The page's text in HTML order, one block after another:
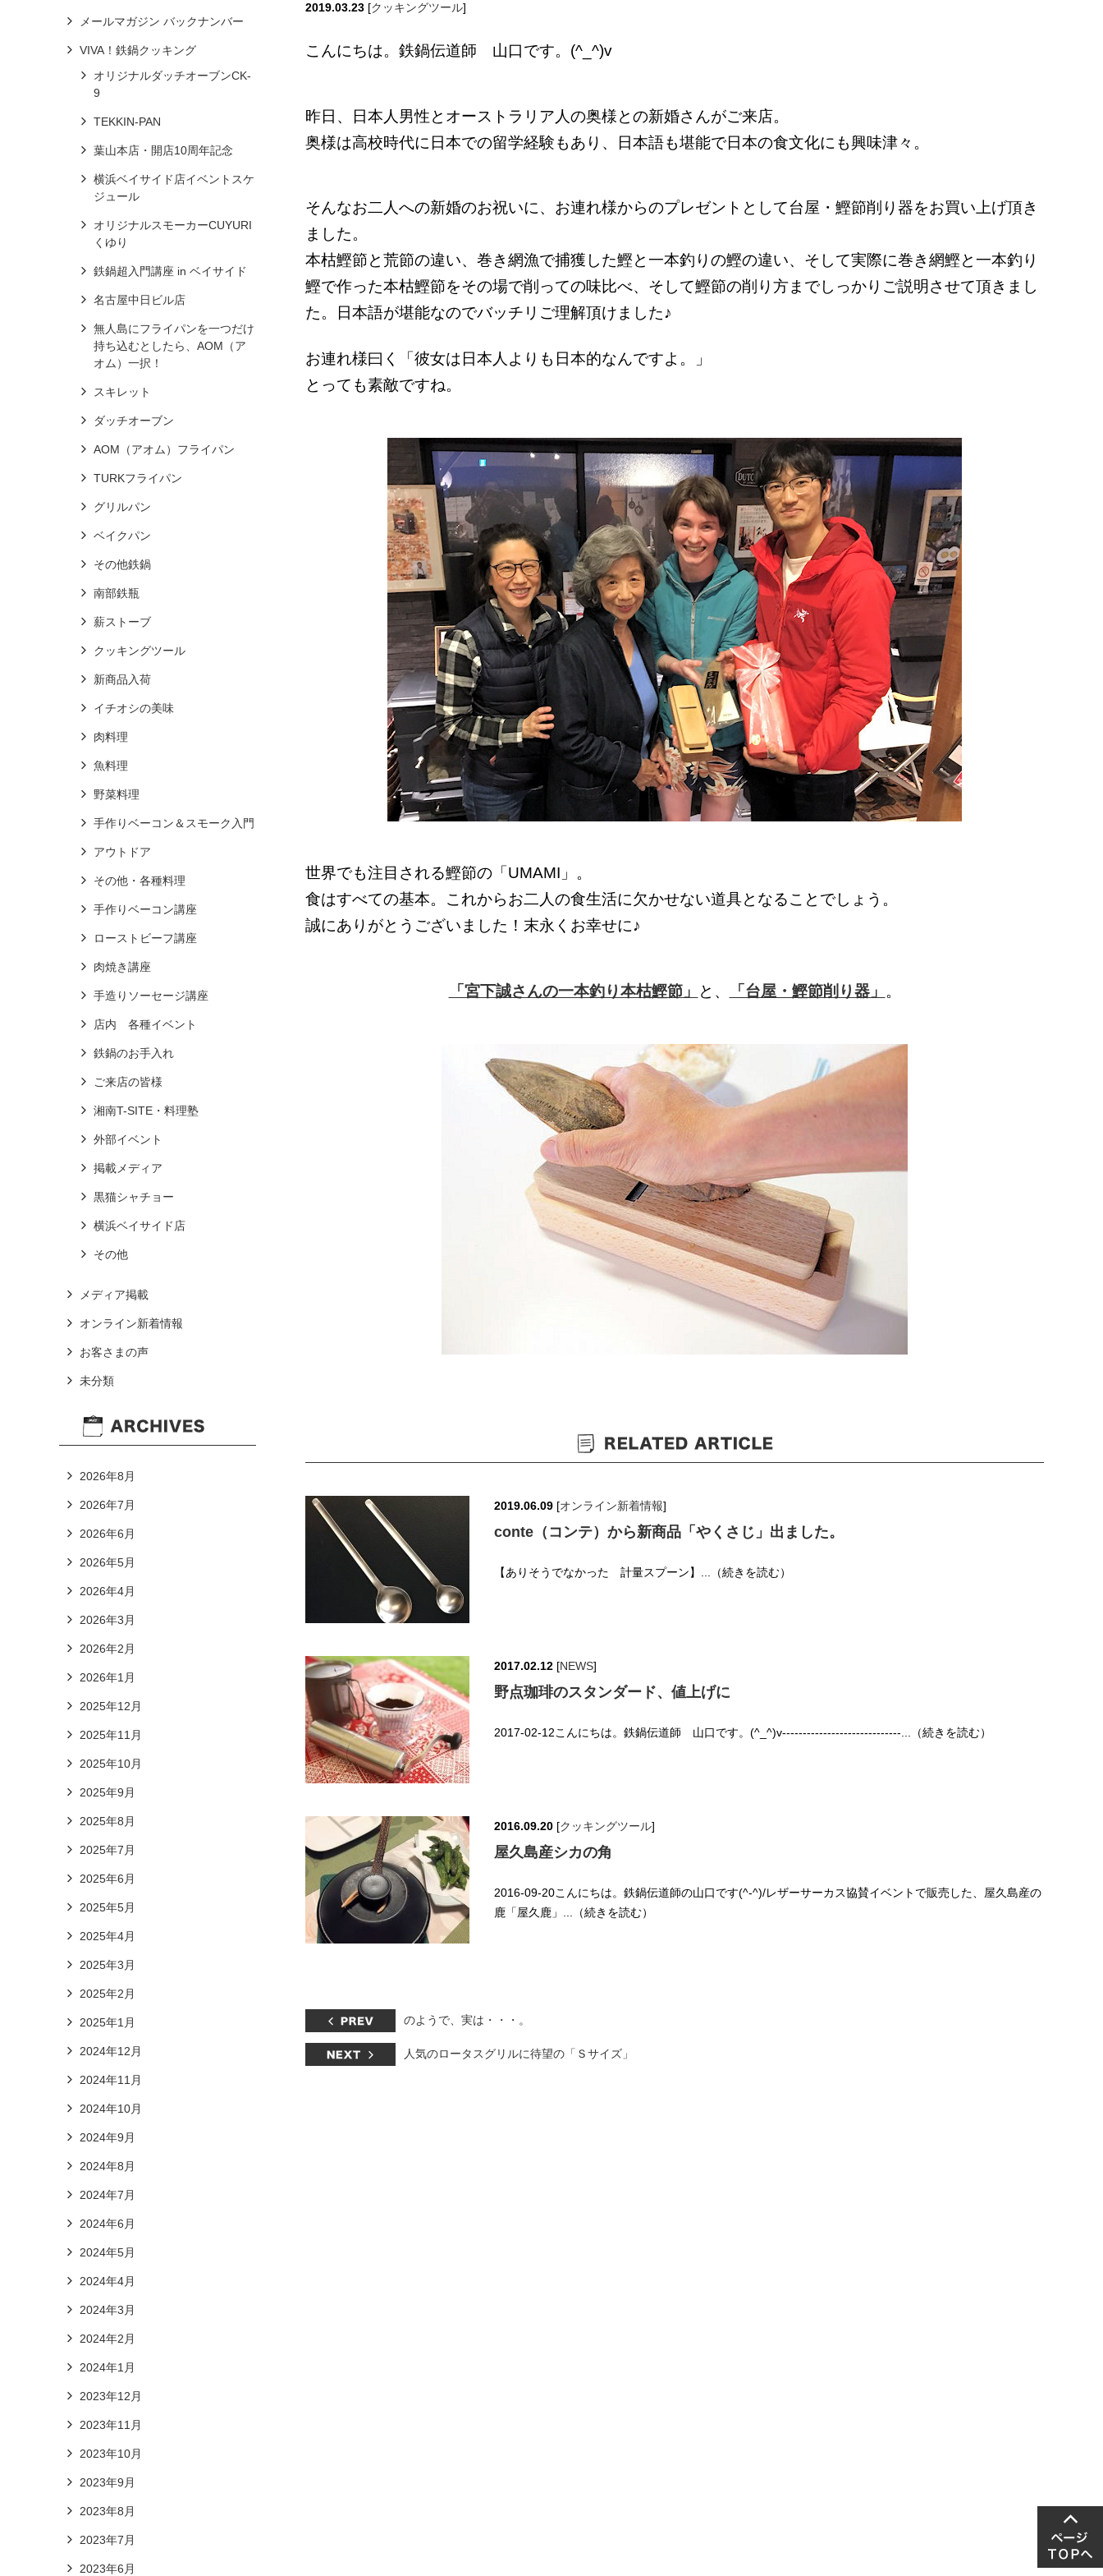
2019.03.23 [クッキングツール]
こんにちは。鉄鍋伝道師 山口です。(^_^)v
昨日、日本人男性とオーストラリア人の奥様との新婚さんがご来店。
奥様は高校時代に日本での留学経験もあり、日本語も堪能で日本の食文化にも興味津々。
そんなお二人への新婚のお祝いに、お連れ様からのプレゼントとして台屋・鰹節削り器をお買い上げ頂き
ました。
本枯鰹節と荒節の違い、巻き網漁で捕獲した鰹と一本釣りの鰹の違い、そして実際に巻き網鰹と一本釣り
鰹で作った本枯鰹節をその場で削っての味比べ、そして鰹節の削り方までしっかりご説明させて頂きまし
た。日本語が堪能なのでバッチリご理解頂けました♪
お連れ様曰く「彼女は日本人よりも日本的なんですよ。」
とっても素敵ですね。
世界でも注目される鰹節の「UMAMI」。
食はすべての基本。これからお二人の食生活に欠かせない道具となることでしょう。
誠にありがとうございました！末永くお幸せに♪
「宮下誠さんの一本釣り本枯鰹節」 と、 「台屋・鰹節削り器」 。
2019.06.09 [オンライン新着情報]
conte（コンテ）から新商品「やくさじ」出ました。
【ありそうでなかった 計量スプーン】...（続きを読む）
2017.02.12 [NEWS]
野点珈琲のスタンダード、値上げに
2017-02-12こんにちは。鉄鍋伝道師 山口です。(^_^)v-----------------------------...（続きを読む）
2016.09.20 [クッキングツール]
屋久島産シカの角
2016-09-20こんにちは。鉄鍋伝道師の山口です(^-^)/レザーサーカス協賛イベントで販売した、屋久島産の
鹿「屋久鹿」...（続きを読む）
のようで、実は・・・。
人気のロータスグリルに待望の「Ｓサイズ」
メールマガジン バックナンバー
VIVA！鉄鍋クッキング
オリジナルダッチオーブンCK-
9
TEKKIN-PAN
葉山本店・開店10周年記念
横浜ベイサイド店イベントスケ
ジュール
オリジナルスモーカーCUYURI
くゆり
鉄鍋超入門講座 in ベイサイド
名古屋中日ビル店
無人島にフライパンを一つだけ
持ち込むとしたら、AOM（ア
オム）一択！
スキレット
ダッチオーブン
AOM（アオム）フライパン
TURKフライパン
グリルパン
ベイクパン
その他鉄鍋
南部鉄瓶
薪ストーブ
クッキングツール
新商品入荷
イチオシの美味
肉料理
魚料理
野菜料理
手作りベーコン＆スモーク入門
アウトドア
その他・各種料理
手作りベーコン講座
ローストビーフ講座
肉焼き講座
手造りソーセージ講座
店内 各種イベント
鉄鍋のお手入れ
ご来店の皆様
湘南T-SITE・料理塾
外部イベント
掲載メディア
黒猫シャチョー
横浜ベイサイド店
その他
メディア掲載
オンライン新着情報
お客さまの声
未分類
2026年8月
2026年7月
2026年6月
2026年5月
2026年4月
2026年3月
2026年2月
2026年1月
2025年12月
2025年11月
2025年10月
2025年9月
2025年8月
2025年7月
2025年6月
2025年5月
2025年4月
2025年3月
2025年2月
2025年1月
2024年12月
2024年11月
2024年10月
2024年9月
2024年8月
2024年7月
2024年6月
2024年5月
2024年4月
2024年3月
2024年2月
2024年1月
2023年12月
2023年11月
2023年10月
2023年9月
2023年8月
2023年7月
2023年6月